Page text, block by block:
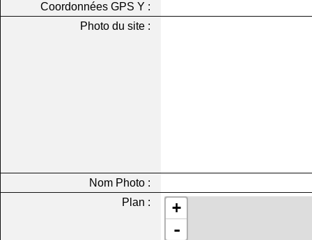
Coordonnées GPS Y :
Photo du site :
Nom Photo :
Plan :
+
-